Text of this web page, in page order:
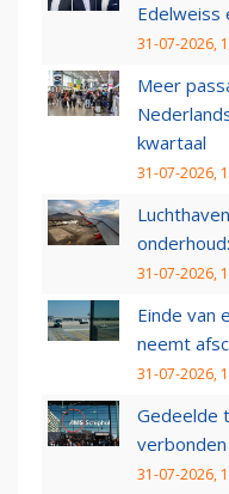
Edelweiss
31-07-2026,
Meer
kwartaal
31-07-2026,
31-07-2026,
Einde van
neemt
31-07-2026,
Gedeelde
31-07-2026,